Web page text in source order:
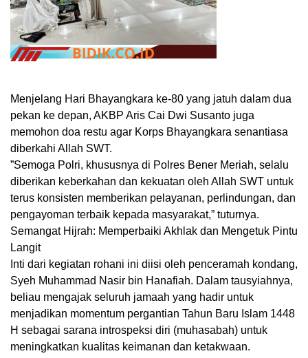
Menjelang Hari Bhayangkara ke-80 yang jatuh dalam dua
pekan ke depan, AKBP Aris Cai Dwi Susanto juga
memohon doa restu agar Korps Bhayangkara senantiasa
diberkahi Allah SWT.
​”Semoga Polri, khususnya di Polres Bener Meriah, selalu
diberikan keberkahan dan kekuatan oleh Allah SWT untuk
terus konsisten memberikan pelayanan, perlindungan, dan
pengayoman terbaik kepada masyarakat,” tuturnya.
​Semangat Hijrah: Memperbaiki Akhlak dan Mengetuk Pintu
Langit
​Inti dari kegiatan rohani ini diisi oleh penceramah kondang,
Syeh Muhammad Nasir bin Hanafiah. Dalam tausyiahnya,
beliau mengajak seluruh jamaah yang hadir untuk
menjadikan momentum pergantian Tahun Baru Islam 1448
H sebagai sarana introspeksi diri (muhasabah) untuk
meningkatkan kualitas keimanan dan ketakwaan.